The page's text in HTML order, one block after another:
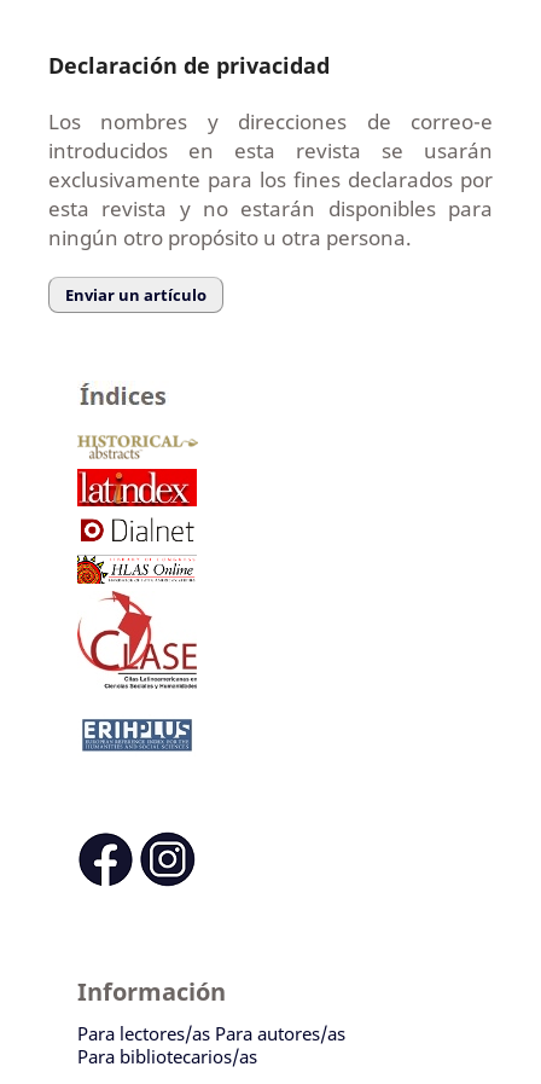
Declaración de privacidad
Los nombres y direcciones de correo-e
introducidos en esta revista se usarán
exclusivamente para los fines declarados por
esta revista y no estarán disponibles para
ningún otro propósito u otra persona.
Enviar un artículo
Información
Para lectores/as Para autores/as
Para bibliotecarios/as